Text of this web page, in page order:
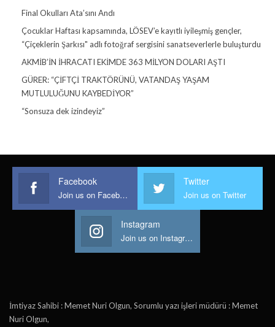
Final Okulları Ata’sını Andı
Çocuklar Haftası kapsamında, LÖSEV’e kayıtlı iyileşmiş gençler,
“Çiçeklerin Şarkısı" adlı fotoğraf sergisini sanatseverlerle buluşturdu
AKMİB’İN İHRACATI EKİMDE 363 MİLYON DOLARI AŞTI
GÜRER: “ÇİFTÇİ TRAKTÖRÜNÜ, VATANDAŞ YAŞAM
MUTLULUĞUNU KAYBEDİYOR”
“Sonsuza dek izindeyiz”
Facebook
Join us on Facebook
Twitter
Join us on Twitter
Instagram
Join us on Instagram
İmtiyaz Sahibi : Memet Nuri Olgun, Sorumlu yazı işleri müdürü : Memet
Nuri Olgun,